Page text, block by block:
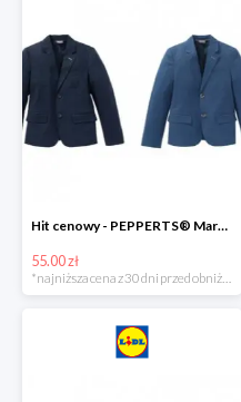
Hit cenowy - PEPPERTS® Marynarka młodzieżowa
55.00 zł
*najniższa cena z 30 dni przed obniżką